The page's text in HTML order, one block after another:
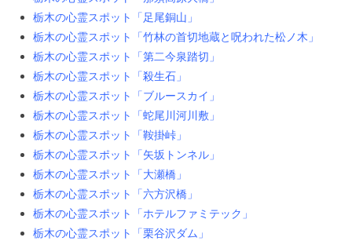
栃木の心霊スポット「足尾銅山」
栃木の心霊スポット「竹林の首切地蔵と呪われた松ノ木」
栃木の心霊スポット「第二今泉踏切」
栃木の心霊スポット「殺生石」
栃木の心霊スポット「ブルースカイ」
栃木の心霊スポット「蛇尾川河川敷」
栃木の心霊スポット「鞍掛峠」
栃木の心霊スポット「矢坂トンネル」
栃木の心霊スポット「大瀬橋」
栃木の心霊スポット「六方沢橋」
栃木の心霊スポット「ホテルファミテック」
栃木の心霊スポット「栗谷沢ダム」